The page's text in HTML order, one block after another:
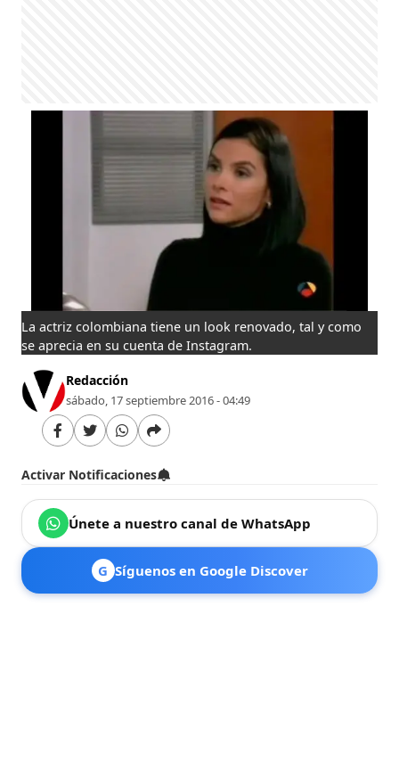
La actriz colombiana tiene un look renovado, tal y como
se aprecia en su cuenta de Instagram.
Redacción
sábado, 17 septiembre 2016 - 04:49
Activar Notificaciones
Únete a nuestro canal de WhatsApp
G Síguenos en Google Discover